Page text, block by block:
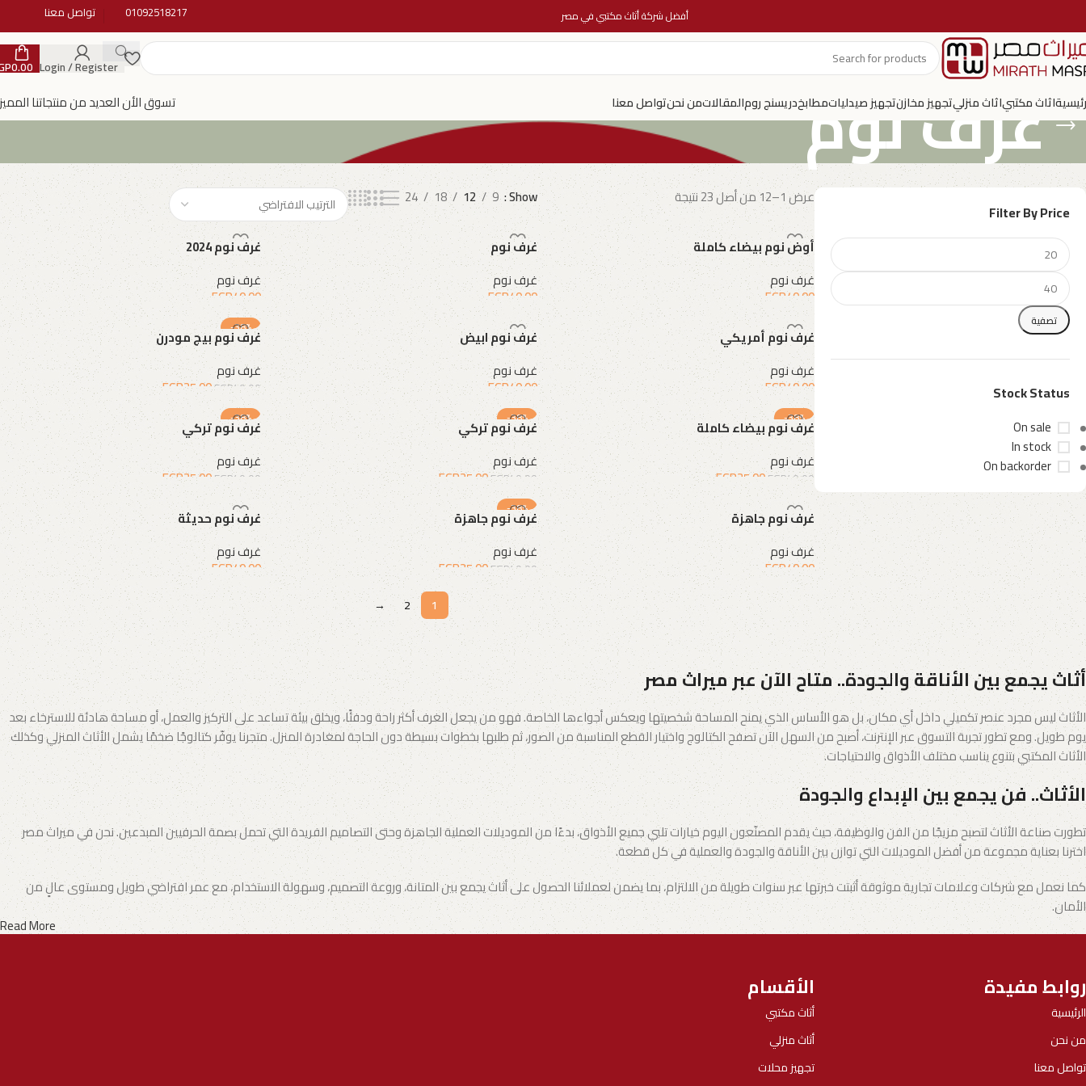
أفضل شركة أثاث مكتبي في مصر 01092518217 تواصل معنا
Login / Register
0.00
اثاث مكتبياثاث منزليتجهيز مخازنتجهيز صيدلياتمطابخدريسنج رومالمقالاتمن نحنتواصل معنا تسوق الأن العديد من منتجاتنا غرف نوم
Filter By Price
تصفية
Stock Status
On sale
In stock
On backorder
Upholstered chair
Discount 10%
Shop Now
عرض 1–12 من أصل 23 نتيجة Show
9
12
18
24
أوض نوم بيضاء كاملة
غرف نوم
EGP40.00
إضافة إلى السلة
غرف نوم
غرف نوم
EGP40.00
إضافة إلى السلة
غرف نوم 2024
غرف نوم
EGP40.00
إضافة إلى السلة
غرف نوم أمريكي
غرف نوم
EGP40.00
إضافة إلى السلة
غرف نوم ابيض
غرف نوم
EGP40.00
إضافة إلى السلة
-38%
غرف نوم بيج مودرن
غرف نوم
EGP40.00
EGP25.00
إضافة إلى السلة -38%
غرف نوم بيضاء كاملة
غرف نوم
EGP40.00
EGP25.00
إضافة إلى السلة
-38%
غرف نوم تركي
غرف نوم
EGP40.00
EGP25.00
إضافة إلى السلة
-38%
غرف نوم تركي
غرف نوم
EGP40.00
EGP25.00
إضافة إلى السلة
غرف نوم جاهزة
غرف نوم
EGP40.00
إضافة إلى السلة
-38%
غرف نوم جاهزة
غرف نوم
EGP40.00
EGP25.00
إضافة إلى السلة
غرف نوم حديثة
غرف نوم
EGP40.00
إضافة إلى السلة
1
2
→
أثاث يجمع بين الأناقة والجودة.. متاح الآن عبر ميراث مصر
الأثاث ليس مجرد عنصر تكميلي داخل أي مكان، بل هو الأساس الذي يمنح المساحة شخصيتها ويعكس أجواءها الخاصة. فهو من يجعل الغرف أكثر راحة ودفئًا، ويخلق بيئة تساعد على التركيز والعمل، أو مساحة هادئة للاسترخاء بعد
يوم طويل. ومع تطور تجربة التسوق عبر الإنترنت، أصبح من السهل الآن تصفح الكتالوج واختيار القطع المناسبة من الصور، ثم طلبها بخطوات بسيطة دون الحاجة لمغادرة المنزل. متجرنا يوفّر كتالوجًا ضخمًا يشمل الأثاث المنزلي وكذلك
الأثاث المكتبي بتنوع يناسب مختلف الأذواق والاحتياجات.
الأثاث.. فن يجمع بين الإبداع والجودة
تطورت صناعة الأثاث لتصبح مزيجًا من الفن والوظيفة، حيث يقدم المصنّعون اليوم خيارات تلبي جميع الأذواق، بدءًا من الموديلات العملية الجاهزة وحتى التصاميم الفريدة التي تحمل بصمة الحرفيين المبدعين. نحن في ميراث مصر
اخترنا بعناية مجموعة من أفضل الموديلات التي توازن بين الأناقة والجودة والعملية في كل قطعة.
كما نعمل مع شركات وعلامات تجارية موثوقة أثبتت خبرتها عبر سنوات طويلة من الالتزام، بما يضمن لعملائنا الحصول على أثاث يجمع بين المتانة، وروعة التصميم، وسهولة الاستخدام، مع عمر افتراضي طويل ومستوى عالٍ من
الأمان.
Read More
روابط مفيدة
الرئيسية
من نحن
تواصل معنا
الأقسام
أثاث مكتبي
أثاث منزلي
تجهيز محلات